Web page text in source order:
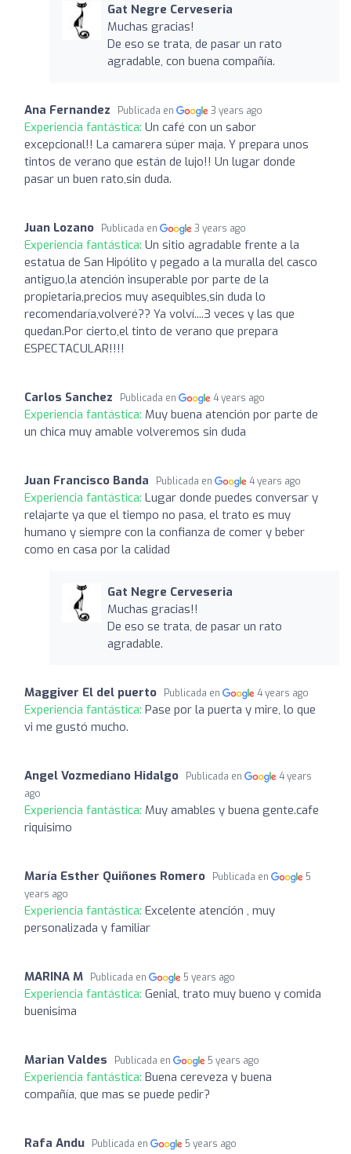
Gat Negre Cerveseria
Muchas gracias!
De eso se trata, de pasar un rato
agradable, con buena compañía.
Ana Fernandez Publicada en 3 years ago
Experiencia fantástica: Un café con un sabor
excepcional!! La camarera súper maja. Y prepara unos
tintos de verano que están de lujo!! Un lugar donde
pasar un buen rato,sin duda.
Juan Lozano Publicada en 3 years ago
Experiencia fantástica: Un sitio agradable frente a la
estatua de San Hipólito y pegado a la muralla del casco
antiguo,la atención insuperable por parte de la
propietaria,precios muy asequibles,sin duda lo
recomendaría,volveré?? Ya volví....3 veces y las que
quedan.Por cierto,el tinto de verano que prepara
ESPECTACULAR!!!!
Carlos Sanchez Publicada en 4 years ago
Experiencia fantástica: Muy buena atención por parte de
un chica muy amable volveremos sin duda
Juan Francisco Banda Publicada en 4 years ago
Experiencia fantástica: Lugar donde puedes conversar y
relajarte ya que el tiempo no pasa, el trato es muy
humano y siempre con la confianza de comer y beber
como en casa por la calidad
Gat Negre Cerveseria
Muchas gracias!!
De eso se trata, de pasar un rato
agradable.
Maggiver El del puerto Publicada en 4 years ago
Experiencia fantástica: Pase por la puerta y mire, lo que
vi me gustó mucho.
Angel Vozmediano Hidalgo Publicada en
4 years
ago
Experiencia fantástica: Muy amables y buena gente.cafe
riquisimo
María Esther Quiñones Romero Publicada en
5
years ago
Experiencia fantástica: Excelente atención , muy
personalizada y familiar
MARINA M Publicada en 5 years ago
Experiencia fantástica: Genial, trato muy bueno y comida
buenisima
Marian Valdes Publicada en 5 years ago
Experiencia fantástica: Buena cereveza y buena
compañía, que mas se puede pedir?
Rafa Andu Publicada en 5 years ago